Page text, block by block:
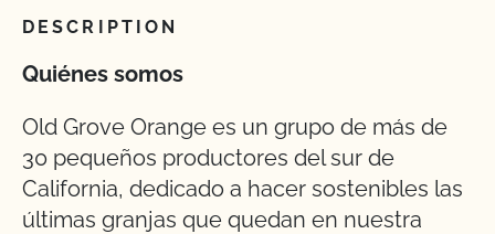
DESCRIPTION
Quiénes somos
Old Grove Orange es un grupo de más de
30 pequeños productores del sur de
California, dedicado a hacer sostenibles las
últimas granjas que quedan en nuestra